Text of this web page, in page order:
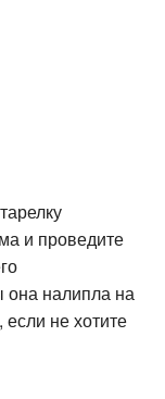
и проведите
она налипла на
не хотите